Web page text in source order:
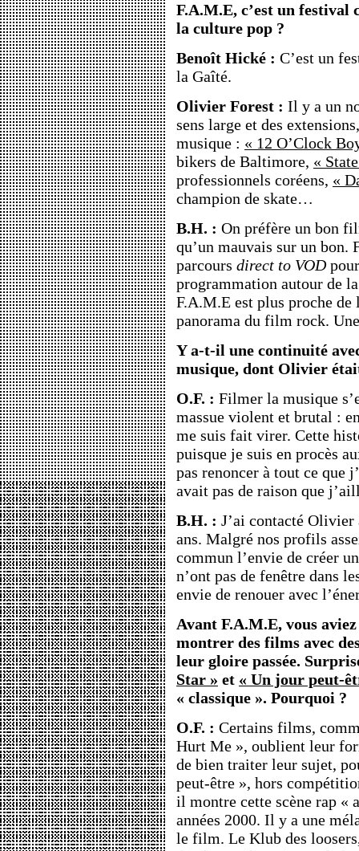
F.A.M.E, c’est un festival
la culture pop ?
Benoît Hické : C’est un
la Gaîté.
Olivier Forest : Il y a un
sens large et des
musique : « 12 O’Clock
bikers de Baltimore, «
professionnels coréens, «
champion de skate…
B.H. : On préfère un bon
qu’un mauvais sur un
parcours direct to VOD
programmation autour de
F.A.M.E est plus proche
panorama du film rock.
Y a-t-il une continuité
musique, dont Olivier
O.F. : Filmer la musique
massue violent et brutal :
me suis fait virer. Cette
puisque je suis en procès
pas renoncer à tout ce que
avait pas de raison que
B.H. : J’ai contacté
ans. Malgré nos profils
commun l’envie de créer
n’ont pas de fenêtre dans
envie de renouer avec
Avant F.A.M.E, vous
montrer des films avec
leur gloire passée.
Star » et « Un jour peut-
« classique ». Pourquoi ?
O.F. : Certains films,
Hurt Me », oublient leur
de bien traiter leur sujet,
peut-être », hors
il montre cette scène rap «
années 2000. Il y a une
le film. Le Klub des